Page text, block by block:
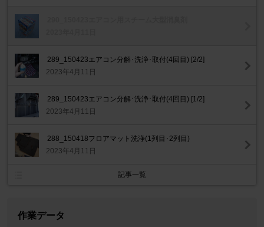
289_150423エアコン分解･洗浄･取付(4回目) [2/2]
2023年4月11日
289_150423エアコン分解･洗浄･取付(4回目) [1/2]
2023年4月11日
288_150418フロアマット洗浄(1列目･2列目)
2023年4月11日
記事一覧
作業データ